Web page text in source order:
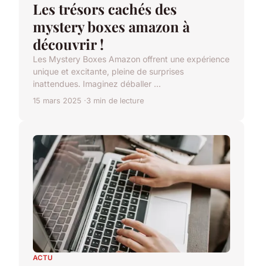
Les trésors cachés des
mystery boxes amazon à
découvrir !
Les Mystery Boxes Amazon offrent une expérience
unique et excitante, pleine de surprises
inattendues. Imaginez déballer ...
15 mars 2025 3 min de lecture
ACTU